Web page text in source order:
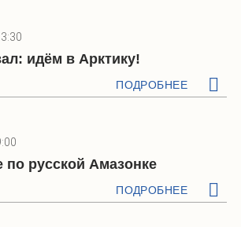
идём в Арктику!
ПОДРОБНЕЕ
по русской Амазонке
ПОДРОБНЕЕ